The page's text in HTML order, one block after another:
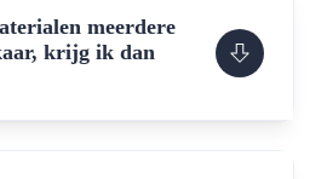
meerdere
krijg ik dan